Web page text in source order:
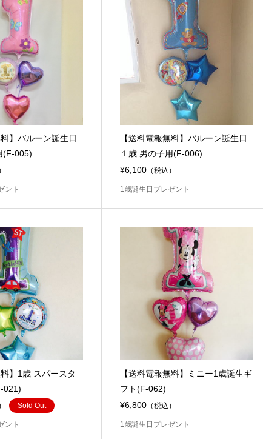
料】バルーン誕生日
(F-005)
ント
【送料電報無料】バルーン誕生日
１歳 男の子用(F-006)
¥6,100（税込）
1歳誕生日プレゼント
料】1歳 スパースタ
021)
Sold Out
ント
【送料電報無料】ミニー1歳誕生ギ
フト(F-062)
¥6,800（税込）
1歳誕生日プレゼント